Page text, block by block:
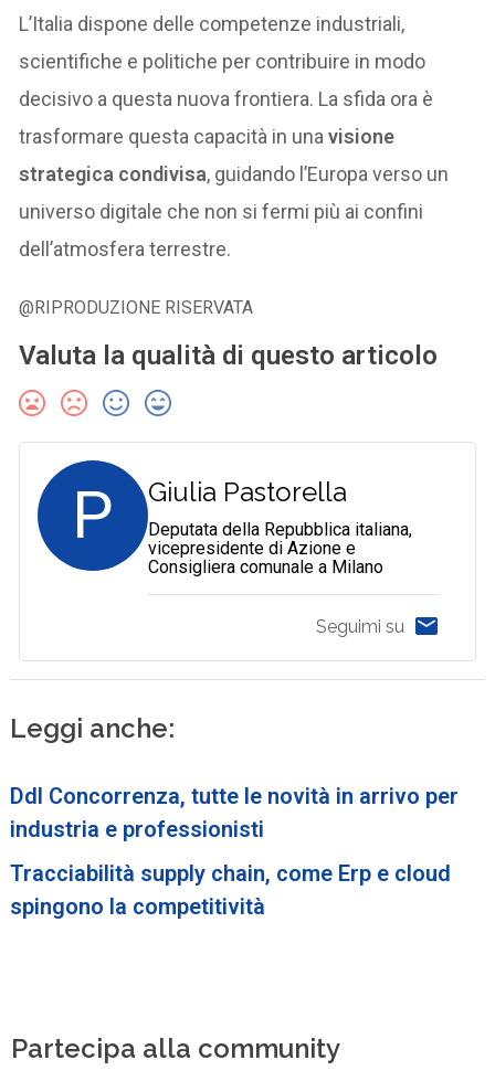
L’Italia dispone delle competenze industriali,
scientifiche e politiche per contribuire in modo
decisivo a questa nuova frontiera. La sfida ora è
trasformare questa capacità in unavisione
strategica condivisa, guidando l’Europa verso un
universo digitale che non si fermi più ai confini
dell’atmosfera terrestre.
@RIPRODUZIONE RISERVATA
Valuta la qualità di questo articolo
P Giulia Pastorella
Deputata della Repubblica italiana,
vicepresidente di Azione e
Consigliera comunale a Milano
Seguimi su
Leggi anche:
Ddl Concorrenza, tutte le novità in arrivo per
industria e professionisti
Tracciabilità supply chain, come Erp e cloud
spingono la competitività
Partecipa alla community